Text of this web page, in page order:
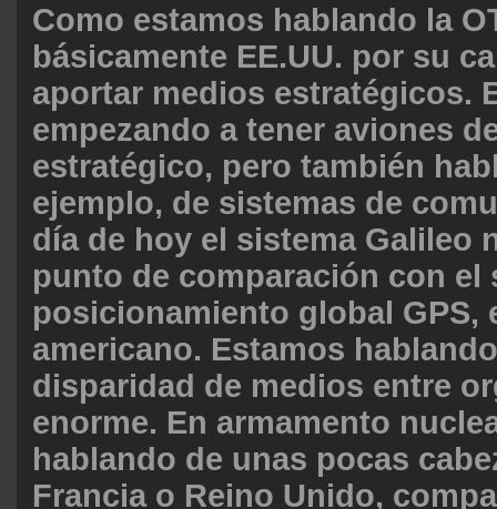
Como estamos hablando la
básicamente EE.UU. por su
aportar medios estratégicos.
empezando a tener aviones
estratégico, pero también
ejemplo, de sistemas de
día de hoy el sistema Galileo
punto de comparación con el
posicionamiento global GPS,
americano. Estamos
disparidad de medios entre
enorme. En armamento
hablando de unas pocas
Francia o Reino Unido,